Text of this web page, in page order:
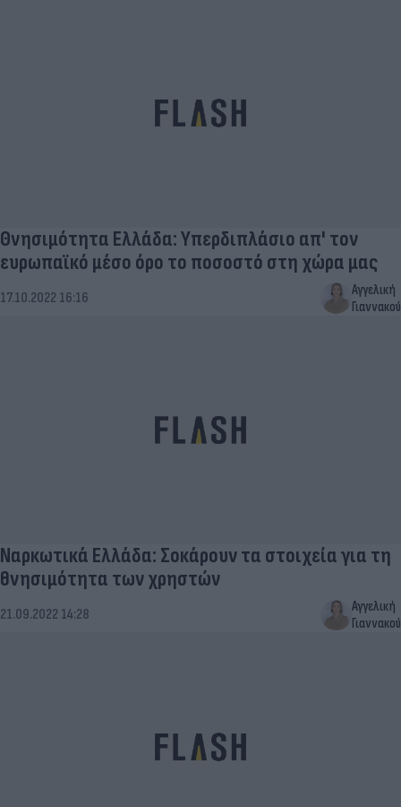
Θνησιμότητα Ελλάδα: Υπερδιπλάσιο απ' τον
ευρωπαϊκό μέσο όρο το ποσοστό στη χώρα μας
17.10.2022 16:16
Αγγελική
Γιαννακού
Ναρκωτικά Ελλάδα: Σοκάρουν τα στοιχεία για τη
θνησιμότητα των χρηστών
21.09.2022 14:28
Αγγελική
Γιαννακού